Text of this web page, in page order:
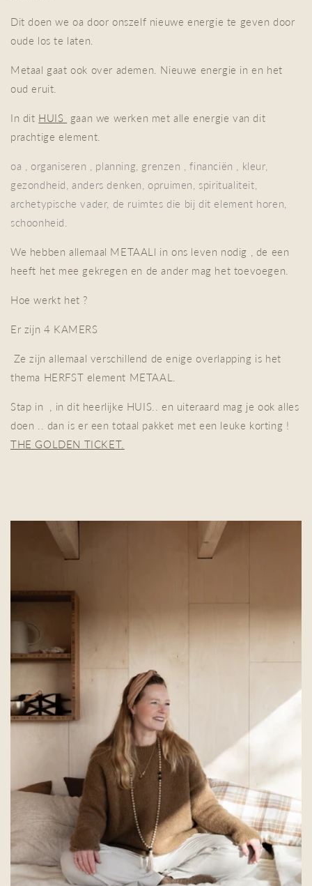
Dit doen we oa door onszelf nieuwe energie te geven door
oude los te laten.
Metaal gaat ook over ademen. Nieuwe energie in en het
oud eruit.
In dit HUIS
gaan we werken met alle energie van dit
prachtige element.
oa , organiseren , planning, grenzen , financiën , kleur,
gezondheid, anders denken, opruimen, spiritualiteit,
archetypische vader, de ruimtes die bij dit element horen,
schoonheid.
We hebben allemaal METAALl in ons leven nodig , de een
heeft het mee gekregen en de ander mag het toevoegen.
Hoe werkt het ?
Er zijn 4 KAMERS
Ze zijn allemaal verschillend de enige overlapping is het
thema HERFST element METAAL.
Stap in , in dit heerlijke HUIS.. en uiteraard mag je ook alles
doen .. dan is er een totaal pakket met een leuke korting !
THE GOLDEN TICKET.